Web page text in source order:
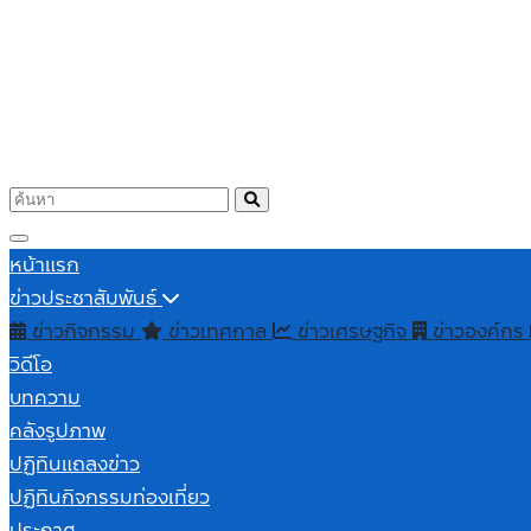
หน้าแรก
ข่าวประชาสัมพันธ์
ข่าวกิจกรรม
ข่าวเทศกาล ข่าวเศรษฐกิจ ข่าวองค์กร
วิดีโอ
บทความ
คลังรูปภาพ
ปฏิทินแถลงข่าว
ปฏิทินกิจกรรมท่องเที่ยว